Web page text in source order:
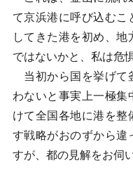
て京浜港に呼び込むこ
してきた港を初め、
ではないかと、私は危
当初から国を挙げて
わないと事実上一極集
けて全国各地に港を整
す戦略がおのずから違
すが、都の見解をお伺